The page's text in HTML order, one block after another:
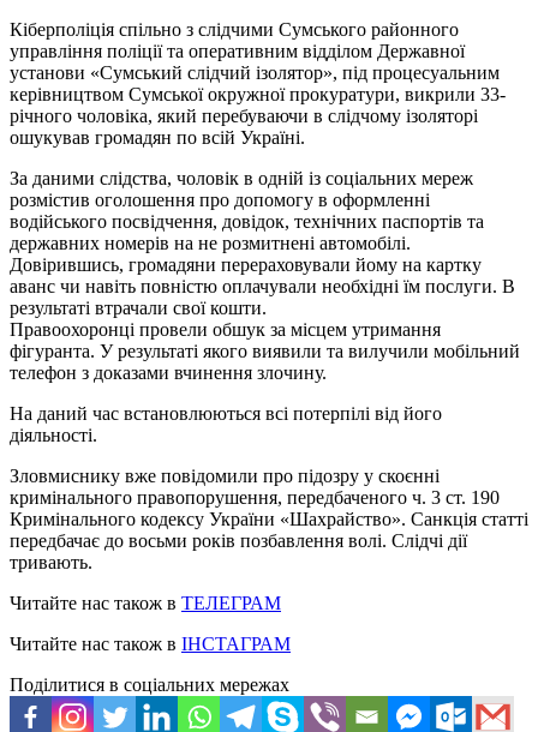
Кіберполіція спільно з слідчими Сумського районного
управління поліції та оперативним відділом Державної
установи «Сумський слідчий ізолятор», під процесуальним
керівництвом Сумської окружної прокуратури, викрили 33-
річного чоловіка, який перебуваючи в слідчому ізоляторі
ошукував громадян по всій Україні.
За даними слідства, чоловік в одній із соціальних мереж
розмістив оголошення про допомогу в оформленні
водійського посвідчення, довідок, технічних паспортів та
державних номерів на не розмитнені автомобілі.
Довірившись, громадяни перераховували йому на картку
аванс чи навіть повністю оплачували необхідні їм послуги. В
результаті втрачали свої кошти.
Правоохоронці провели обшук за місцем утримання
фігуранта. У результаті якого виявили та вилучили мобільний
телефон з доказами вчинення злочину.
На даний час встановлюються всі потерпілі від його
діяльності.
Зловмиснику вже повідомили про підозру у скоєнні
кримінального правопорушення, передбаченого ч. 3 ст. 190
Кримінального кодексу України «Шахрайство». Санкція статті
передбачає до восьми років позбавлення волі. Слідчі дії
тривають.
Читайте нас також в ТЕЛЕГРАМ
Читайте нас також в ІНСТАГРАМ
Поділитися в соціальних мережах